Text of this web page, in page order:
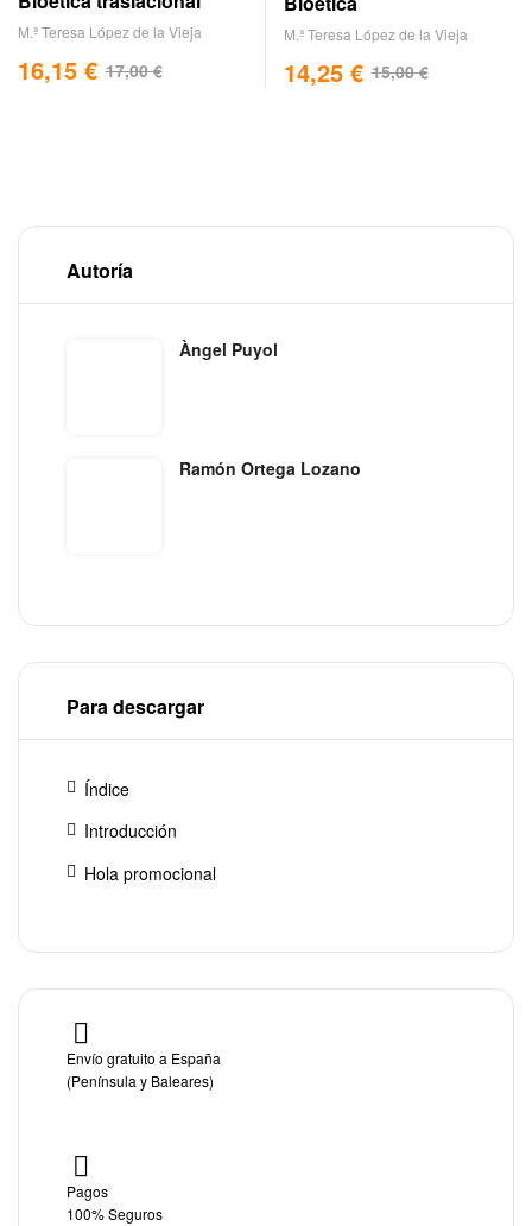
M.ª Teresa López de la Vieja
17,00€
16,15 €
M.ª Teresa López de la Vieja
15,00€
14,25 €
Autoría
Àngel Puyol
Ramón Ortega Lozano
Para descargar
Índice
Introducción
Hola promocional
Envío gratuito a España
(Península y Baleares)
Pagos
100% Seguros